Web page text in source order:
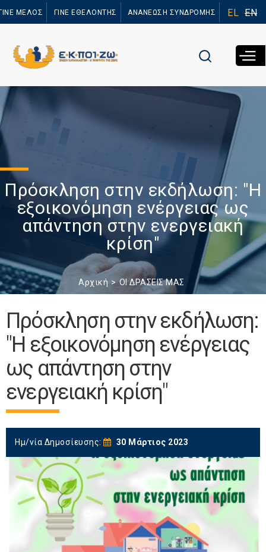
προς το
ΜΕΛΟΣ ΓΙΝΕ ΕΘΕΛΟΝΤΗΣ ΑΝΑΝΕΩΣΗ ΣΥΝΔΡΟΜΗΣ EL EN
Πρόσκληση στην εκδήλωση: "Η
εξοικονόμηση ενέργειας ως
απάντηση στην ενεργειακή
κρίση"
Αρχική ΟΙ ΔΡΑΣΕΙΣ ΜΑΣ
Πρόσκληση στην εκδήλωση:
"Η εξοικονόμηση ενέργειας
ως απάντηση στην
ενεργειακή κρίση"
Ημ/νία Δημοσίευσης: 30 Μάρτιος 2023